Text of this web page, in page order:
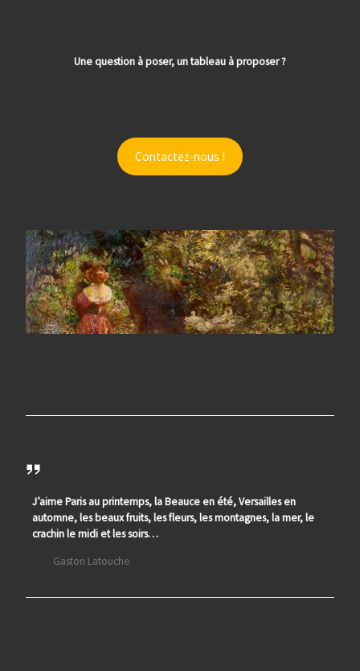
Une question à poser, un tableau à proposer ?
Contactez-nous !
J’aime Paris au printemps, la Beauce en été, Versailles en
automne, les beaux fruits, les fleurs, les montagnes, la mer, le
crachin le midi et les soirs…
Gaston Latouche